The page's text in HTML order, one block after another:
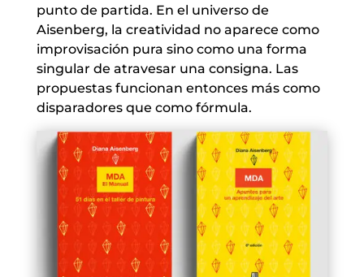
punto de partida. En el universo de
Aisenberg, la creatividad no aparece como
improvisación pura sino como una forma
singular de atravesar una consigna. Las
propuestas funcionan entonces más como
disparadores que como fórmula.